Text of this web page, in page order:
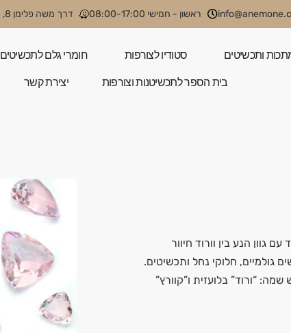
ראשון - חמישי 08:00-17:00 דרך משה פלימן 8, חיפה (קניון קסטרא)
ותכשיטים סטודיו לצורפות חומרי גלם לתכשיטים
בית הספר לתכשיטנות וצורפות יצירת קשר
גוון הנע בין וורוד חיוור
גולמיים, חלוקי נחל ותכשיטים.
“ורוד” בלועזית ו”קוורץ”